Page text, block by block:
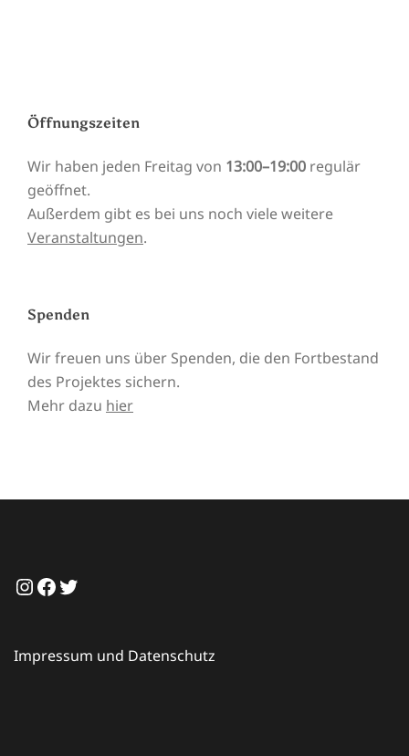
Öffnungszeiten
Wir haben jeden Freitag von 13:00–19:00 regulär
geöffnet.
Außerdem gibt es bei uns noch viele weitere
Veranstaltungen.
Spenden
Wir freuen uns über Spenden, die den Fortbestand
des Projektes sichern.
Mehr dazu hier
Instagram
Facebook
Twitter
Impressum und Datenschutz